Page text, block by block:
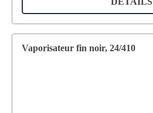
Vaporisateur fin noir, 24/410